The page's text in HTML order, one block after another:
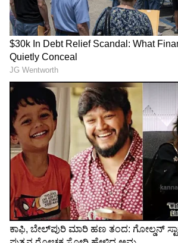
ಲಾಥಮ್ ಶೋಲ್ಸ್ ಅವರು 1860 ಮತ್ತು
'QWERTY' ಕೀಬೋರ್ಡ್ ವಿನ್ಯಾಸವನ್ನು
ಪದೇ ಬಳಸುವ ಅಕ್ಷರ ಜೋಡಿಗಳನ್ನು
ಆದಷ್ಟು ದೂರ ಇಡುವುದೇ ಈ ವಿನ್ಯಾಸದ
ಉದ್ದೇಶವಾಗಿತ್ತು. ಇದರಿಂದ, ಕೀಲಿಗಳು
ತಾಗುವುದನ್ನು ತಪ್ಪಿಸಿ, ಟೈಪಿಸ್ಟ್‌ಗಳು
ಮಾಡಲು ಸಾಧ್ಯವಾಯಿತು. ಉದಾಹರಣೆಗೆ,
ನಂತಹ ಅಕ್ಷರಗಳು ಅಕ್ಕಪಕ್ಕದಲ್ಲಿ ಇಲ್ಲದ
ಕಡ್ಡಿಗಳು ಸಿಕ್ಕಿಹಾಕಿಕೊಳ್ಳುವ ಸಾಧ್ಯತೆ
ಕೆಲವು ಸಂಶೋಧಕರು, ಮೋರ್ಸ್ ಕೋಡ್
ಭಾಷಾಂತರಿಸುವವರಿಗೆ ಸುಲಭವಾಗುವಂತೆ
ವಿನ್ಯಾಸವನ್ನು ರೂಪಿಸಲಾಗಿದೆ ಎಂದೂ